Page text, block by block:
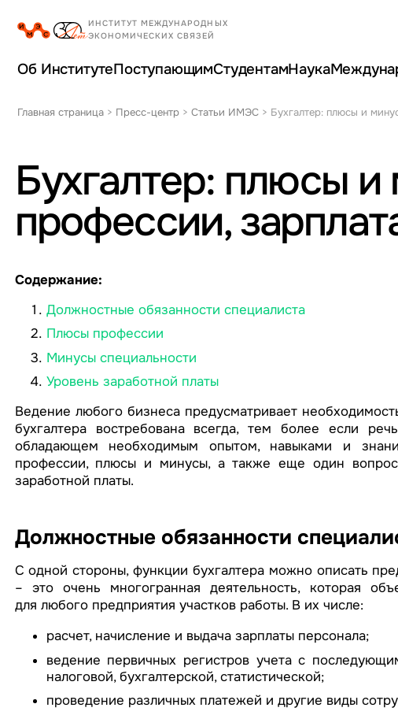
Об ИнститутеПоступающимСтудентамНаука
Главная страница > Пресс-центр >Статьи ИМЭС > Бухгалтер: плюсы и
Бухгалтер: плюсы
профессии,
Содержание:
Должностные обязанности специалиста
Плюсы профессии
Минусы специальности
Уровень заработной платы
Ведение любого бизнеса предусматривает
бухгалтера востребована всегда, тем более если
обладающем необходимым опытом, навыками и
профессии, плюсы и минусы, а также еще один
заработной платы.
Должностные обязанности
С одной стороны, функции бухгалтера можно описать
– это очень многогранная деятельность, которая
для любого предприятия участков работы. В их числе:
расчет, начисление и выдача зарплаты персонала;
ведение первичных регистров учета с
налоговой, бухгалтерской, статистической;
проведение различных платежей и другие виды